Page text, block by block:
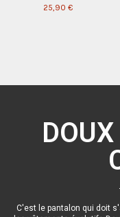
25,90 €
C'est le pantalon qui doit